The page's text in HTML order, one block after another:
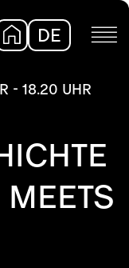
DE
- 18.20 UHR